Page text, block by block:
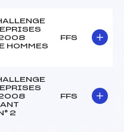
2008
HOMMES
FFS
2008
2
FFS